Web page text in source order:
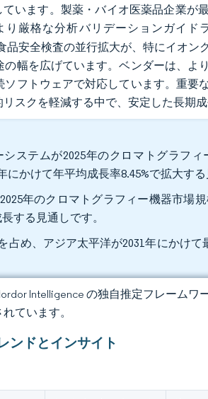
います。製薬・バイオ医薬品企業が
厳格な分析バリデーションガイド
品安全検査の並行拡大が、特にイオン
幅を広げています。ベンダーは、よ
フトウェアで対応しています。重要
スクを軽減する中で、安定した長期成
ステムが2025年のクロマトグラフィ
かけて年平均成長率8.45%で拡大する
年のクロマトグラフィー機器市場
する見通しです。
占め、アジア太平洋が2031年にかけ
Intelligence の独自推定フレームワ
ています。
ンドとインサイト